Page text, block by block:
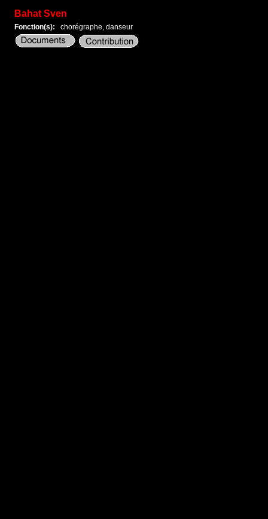
Bahat Sven
Fonction(s): chorégraphe, danseur